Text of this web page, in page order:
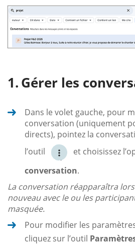
Gérer les
Dans le volet gauche, pour
conversation (uniquement
directs), pointez la
l’outil
et choisissez
conversation.
La conversation réapparaîtra
nouveau avec le ou les
masquée.
Pour modifier les
cliquez sur l’outil